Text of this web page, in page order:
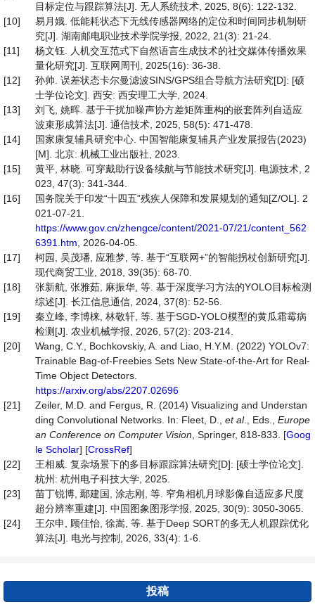
目标定位与跟踪算法[J]. 无人系统技术, 2025, 8(6): 122-132.
[10]
易月娥. 低能耗状态下无线传感器网络的定位和时间同步机制研
究[J]. 湖南邮电职业技术学院学报, 2022, 21(3): 21-24.
[11]
杨文钰. 人机交互范式下自然语言生成技术的社交媒体传播效果
量化研究[J]. 互联网周刊, 2025(16): 36-38.
[12]
孙帅. 误差状态卡尔曼滤波SINS/GPS组合导航方法研究[D]: [硕
士学位论文]. 西安: 西安理工大学, 2024.
[13]
刘飞, 姚晖. 基于干扰加噪声协方差矩阵重构的嵌套阵列自适应
波束形成算法[J]. 通信技术, 2025, 58(5): 471-478.
[14]
国家康复辅具研究中心. 中国智能康复辅具产业发展报告(2023)
[M]. 北京: 机械工业出版社, 2023.
[15]
黄平, 林晓. 可穿戴助行设备续航与节能技术研究[J]. 电源技术, 2
023, 47(3): 341-344.
[16]
国务院关于印发“十四五”残疾人保障和发展规划的通知[Z/OL]. 2
021-07-21.
https://www.gov.cn/zhengce/content/2021-07/21/content_562
6391.htm , 2026-04-05.
[17]
柯园, 吴茂璠, 应雅梦, 等. 基于“互联网+”的智能拐杖创新研究[J].
现代商贸工业, 2018, 39(35): 68-70.
[18]
张新航, 张雅茹, 麻振华, 等. 基于深度学习方法的YOLO目标检测
综述[J]. 长江信息通信, 2024, 37(8): 52-56.
[19]
秦立峰, 李博梾, 林敬轩, 等. 基于SGD-YOLO模型的黄瓜霜霉病
检测[J]. 农业机械学报, 2026, 57(2): 203-214.
[20]
Wang, C.Y., Bochkovskiy, A. and Liao, H.Y.M. (2022) YOLOv7:
Trainable Bag-of-Freebies Sets New State-of-the-Art for Real-
Time Object Detectors.
https://arxiv.org/abs/2207.02696
[21]
Zeiler, M.D. and Fergus, R. (2014) Visualizing and Understan
ding Convolutional Networks. In: Fleet, D., et al., Eds., Europe
an Conference on Computer Vision , Springer, 818-833. [Goog
le Scholar] [CrossRef]
[22]
王相威. 复杂场景下的多目标跟踪算法研究[D]: [硕士学位论文].
杭州: 杭州电子科技大学, 2025.
[23]
苗丁锐博, 鄢建国, 涂志刚, 等. 窄角相机月球影像自适应多尺度
超分辨率重建[J]. 中国图象图形学报, 2025, 30(9): 3050-3065.
[24]
王尔申, 顾佳怡, 徐嵩, 等. 基于Deep SORT的多无人机跟踪优化
算法[J]. 电光与控制, 2026, 33(4): 1-6.
投稿